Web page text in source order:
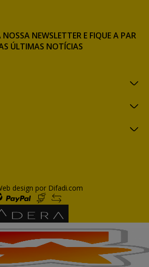
NOSSA NEWSLETTER E FIQUE A PAR
ÚLTIMAS NOTÍCIAS
design por Difadi.com